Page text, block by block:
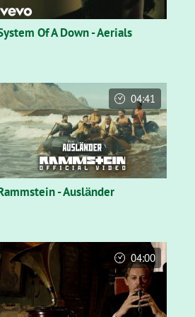
Of A Down - Aerials
- Ausländer
04:41
04:00